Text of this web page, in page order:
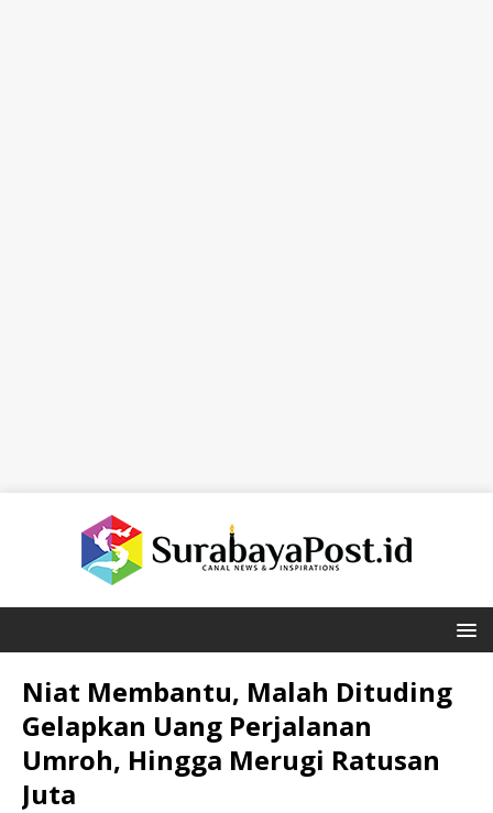
Niat Membantu, Malah Dituding
Gelapkan Uang Perjalanan
Umroh, Hingga Merugi Ratusan
Juta